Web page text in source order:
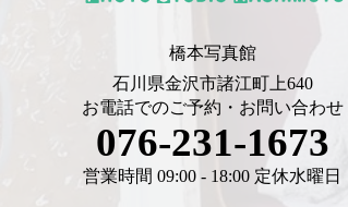
橋本写真館
石川県金沢市諸江町上640
お電話でのご予約・お問い合わせ
076-231-1673
営業時間 09:00 - 18:00 定休水曜日